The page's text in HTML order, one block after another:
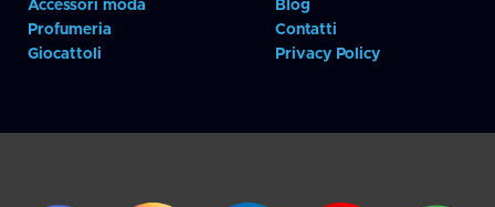
Accessori moda
Profumeria
Giocattoli
Blog
Contatti
Privacy Policy